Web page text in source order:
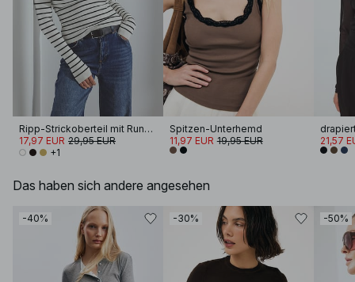
Ripp-Strickoberteil mit Rundhalsausschnitt
17,97 EUR 29,95 EUR
+1
Spitzen-Unterhemd
11,97 EUR 19,95 EUR
21,57
Das haben sich andere angesehen
-40% -30% -50%